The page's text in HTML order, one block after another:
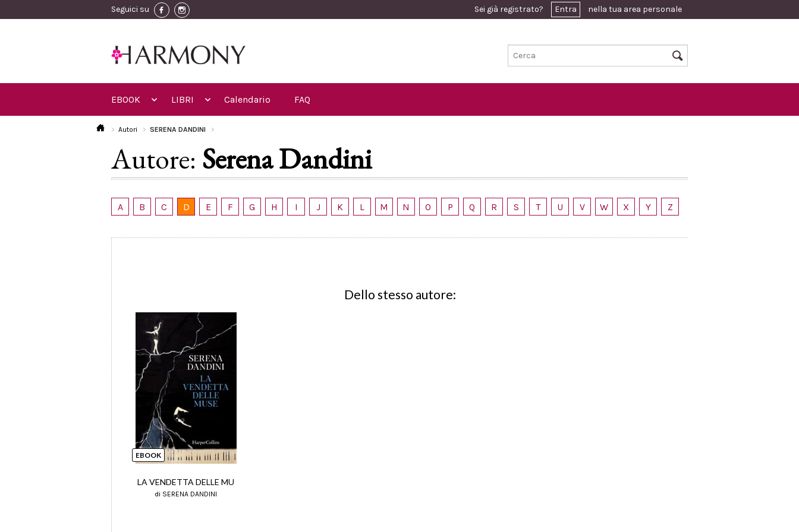
Seguici su Sei già registrato? Entra nella tua area personale
EBOOK LIBRI Calendario FAQ
Autori SERENA DANDINI
Autore: Serena Dandini
A B C D E F G H I J K L M N O P Q R S T U V W X Y Z
Dello stesso autore:
EBOOK
LA VENDETTA DELLE MU
di SERENA DANDINI